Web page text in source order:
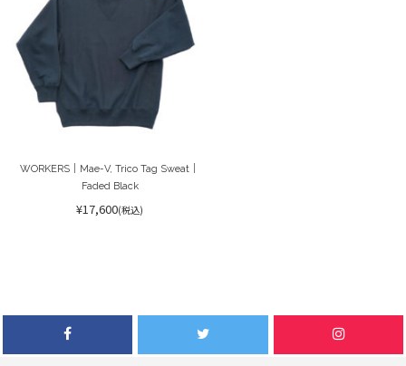
WORKERS｜Mae-V, Trico Tag Sweat｜
Faded Black
¥17,600(税込)